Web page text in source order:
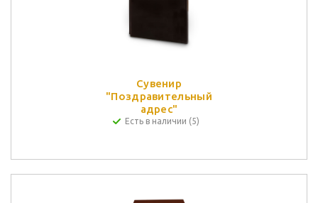
Сувенир
"Поздравительный
адрес"
Есть в наличии (5)